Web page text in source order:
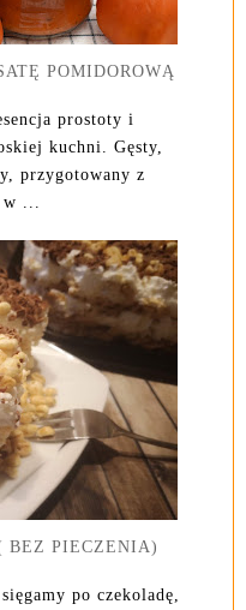
POMIDOROWĄ
prostoty i
kuchni. Gęsty,
przygotowany z
...
BEZ PIECZENIA)
po czekoladę,